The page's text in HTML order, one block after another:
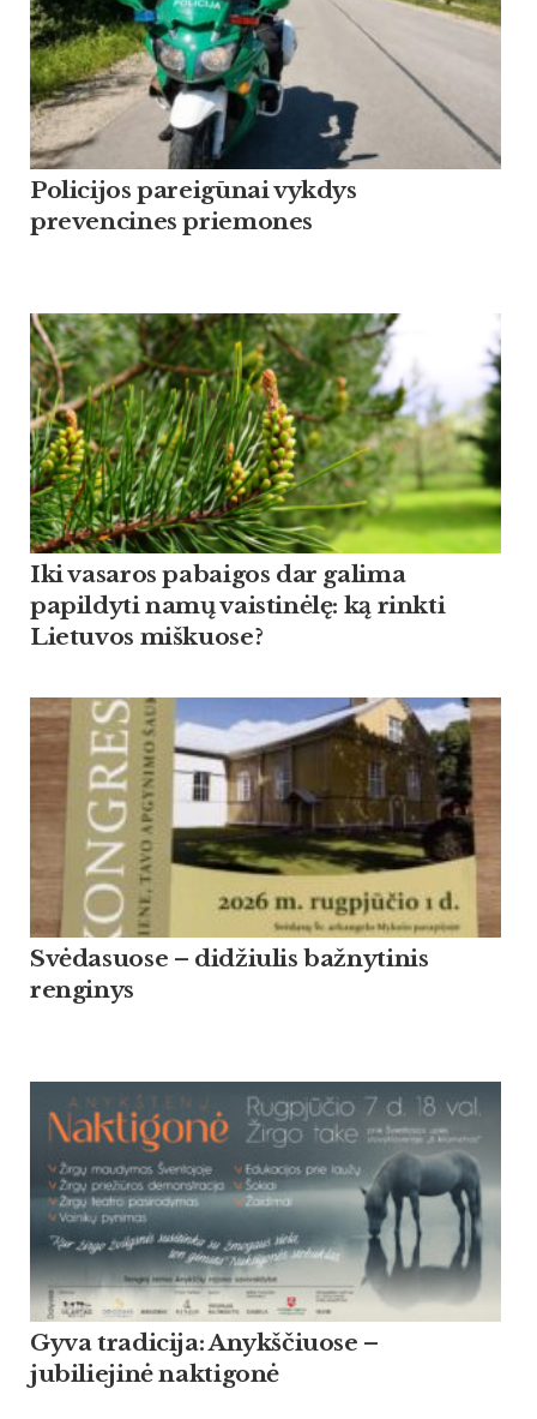
Policijos pareigūnai vykdys
prevencines priemones
Iki vasaros pabaigos dar galima
papildyti namų vaistinėlę: ką rinkti
Lietuvos miškuose?
Svėdasuose – didžiulis bažnytinis
renginys
Gyva tradicija: Anykščiuose –
jubiliejinė naktigonė